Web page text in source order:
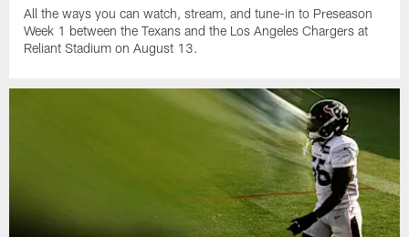
All the ways you can watch, stream, and tune-in to Preseason
Week 1 between the Texans and the Los Angeles Chargers at
Reliant Stadium on August 13.